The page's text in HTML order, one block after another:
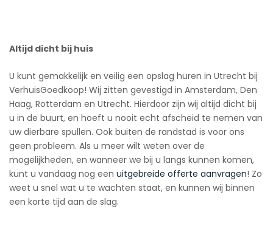
Altijd dicht bij huis
U kunt gemakkelijk en veilig een opslag huren in Utrecht bij
VerhuisGoedkoop! Wij zitten gevestigd in Amsterdam, Den
Haag, Rotterdam en Utrecht. Hierdoor zijn wij altijd dicht bij
u in de buurt, en hoeft u nooit echt afscheid te nemen van
uw dierbare spullen. Ook buiten de randstad is voor ons
geen probleem. Als u meer wilt weten over de
mogelijkheden, en wanneer we bij u langs kunnen komen,
kunt u vandaag nog een uitgebreide offerte aanvragen! Zo
weet u snel wat u te wachten staat, en kunnen wij binnen
een korte tijd aan de slag.